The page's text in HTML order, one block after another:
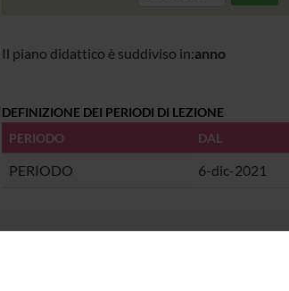
Il piano didattico è suddiviso in:anno
DEFINIZIONE DEI PERIODI DI LEZIONE
PERIODO
DAL
PERIODO 6-dic-2021
SESSIONI DEGLI ESAMI